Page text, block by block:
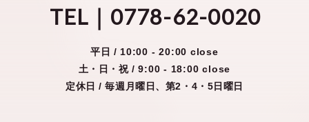
TEL｜0778-62-0020
平日 / 10:00 - 20:00 close
土・日・祝 /9:00 - 18:00 close
定休日 / 毎週月曜日、第2・4・5日曜日